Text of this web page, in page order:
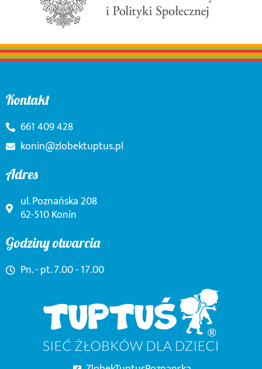
Kontakt
661 409 428
konin@zlobektuptus.pl
Adres
ul. Poznańska 208
62-510 Konin
Godziny otwarcia
Pn. - pt. 7.00 - 17.00